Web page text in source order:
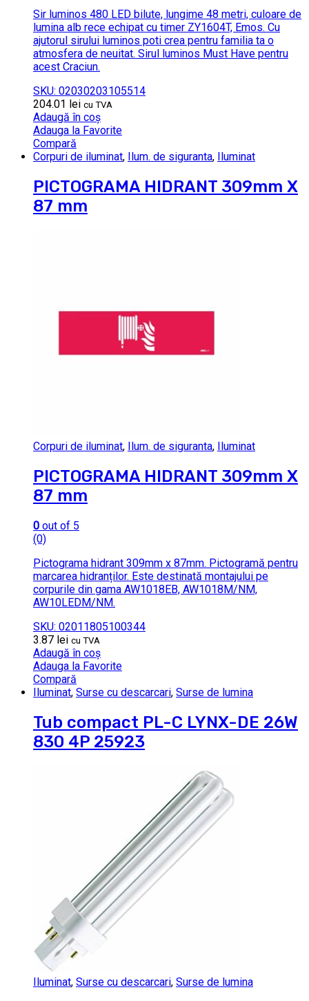
Sir luminos 480 LED bilute, lungime 48 metri, culoare de
lumina alb rece echipat cu timer ZY1604T, Emos. Cu
ajutorul sirului luminos poti crea pentru familia ta o
atmosfera de neuitat. Sirul luminos Must Have pentru
acest Craciun.
SKU: 02030203105514
204.01 lei cu TVA
Adaugă în coș
Adauga la Favorite
Compară
Corpuri de iluminat, Ilum. de siguranta, Iluminat
PICTOGRAMA HIDRANT 309mm X
87 mm
Corpuri de iluminat, Ilum. de siguranta, Iluminat
PICTOGRAMA HIDRANT 309mm X
87 mm
0 out of 5
(0)
Pictograma hidrant 309mm x 87mm. Pictogramă pentru
marcarea hidranților. Este destinată montajului pe
corpurile din gama AW1018EB, AW1018M/NM,
AW10LEDM/NM.
SKU: 02011805100344
3.87 lei cu TVA
Adaugă în coș
Adauga la Favorite
Compară
Iluminat, Surse cu descarcari, Surse de lumina
Tub compact PL-C LYNX-DE 26W
830 4P 25923
Iluminat, Surse cu descarcari, Surse de lumina